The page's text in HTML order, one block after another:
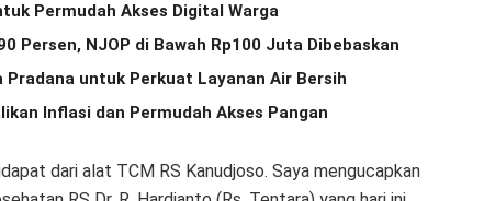
Permudah Akses Digital Warga
Persen, NJOP di Bawah Rp100 Juta Dibebaskan
untuk Perkuat Layanan Air Bersih
Inflasi dan Permudah Akses Pangan
dari alat TCM RS Kanudjoso. Saya mengucapkan